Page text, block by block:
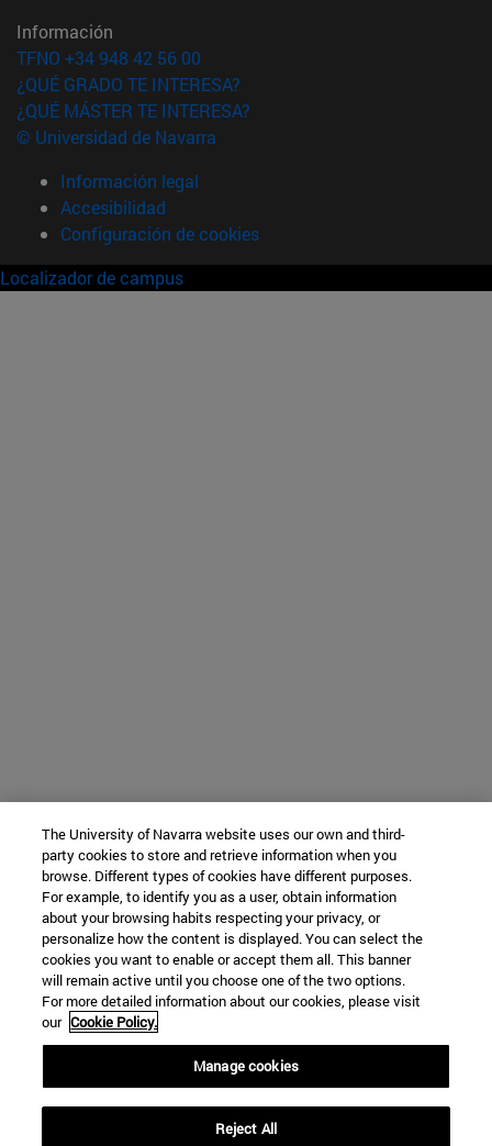
Información
TFNO +34 948 42 56 00
¿QUÉ GRADO TE INTERESA?
¿QUÉ MÁSTER TE INTERESA?
© Universidad de Navarra
Información legal
Accesibilidad
Configuración de cookies
Localizador de campus
The University of Navarra website uses our own and third-
party cookies to store and retrieve information when you
browse. Different types of cookies have different purposes.
For example, to identify you as a user, obtain information
about your browsing habits respecting your privacy, or
personalize how the content is displayed. You can select the
cookies you want to enable or accept them all. This banner
will remain active until you choose one of the two options.
For more detailed information about our cookies, please visit
our Cookie Policy.
Manage cookies
Reject All